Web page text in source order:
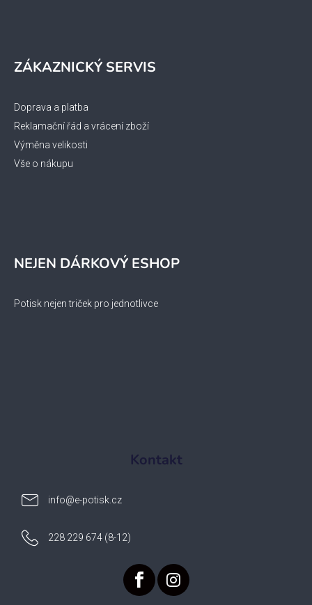
ZÁKAZNICKÝ SERVIS
Doprava a platba
Reklamační řád a vrácení zboží
Výměna velikosti
Vše o nákupu
NEJEN DÁRKOVÝ ESHOP
Potisk nejen triček pro jednotlivce
Kontakt
info@e-potisk.cz
228 229 674 (8-12)